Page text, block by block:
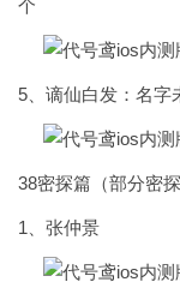
个
5、谪仙白发：名字
38密探篇（部分密探
1、张仲景